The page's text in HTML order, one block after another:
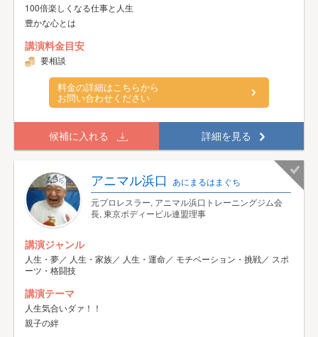
100倍楽しくなる仕事と人生
豊かな心とは
講演料金目安
要相談
料金の詳細はこちらから
お問い合わせください
候補に入れる 詳細を見る
アニマル浜口
あにまるはまぐち
元プロレスラー, アニマル浜口トレーニングジム会
長, 東京ボディービル連盟理事
講演ジャンル
人生・夢／ 人生・家族／ 人生・運命／ モチベーション・挑戦／ スポ
ーツ・格闘技
講演テーマ
人生気合いダァ！！
親子の絆